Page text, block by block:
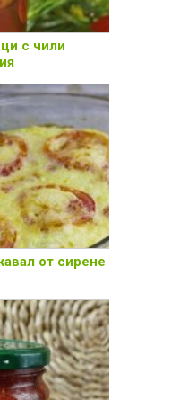
с чили
от сирене